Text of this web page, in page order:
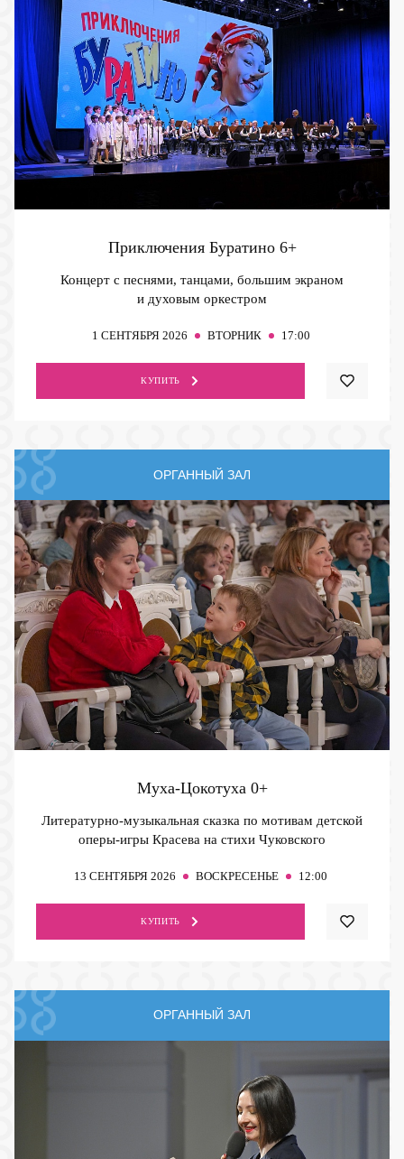
Приключения Буратино 6+
Концерт с песнями, танцами, большим экраном
и духовым оркестром
1 СЕНТЯБРЯ 2026 ВТОРНИК 17:00
КУПИТЬ
ОРГАННЫЙ ЗАЛ
Муха-Цокотуха 0+
Литературно-музыкальная сказка по мотивам детской
оперы-игры Красева на стихи Чуковского
13 СЕНТЯБРЯ 2026 ВОСКРЕСЕНЬЕ 12:00
КУПИТЬ
ОРГАННЫЙ ЗАЛ